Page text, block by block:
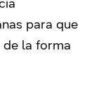
para que
la forma